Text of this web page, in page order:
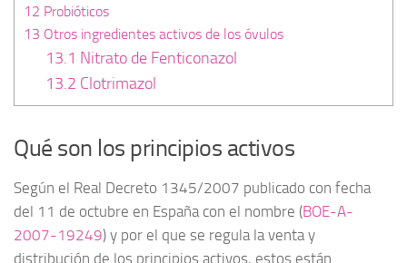
12 Probióticos
13 Otros ingredientes activos de los óvulos
13.1 Nitrato de Fenticonazol
13.2 Clotrimazol
Qué son los principios activos
Según el Real Decreto 1345/2007 publicado con fecha
del 11 de octubre en España con el nombre (BOE-A-
2007-19249) y por el que se regula la venta y
distribución de los principios activos, estos están